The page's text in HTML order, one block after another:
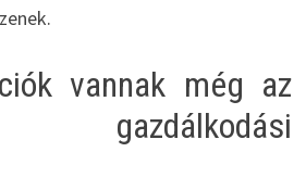
vannak még az
gazdálkodási